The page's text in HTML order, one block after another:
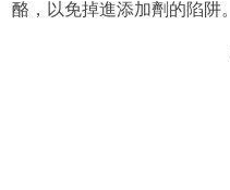
酪，以免掉進添加劑的陷阱。